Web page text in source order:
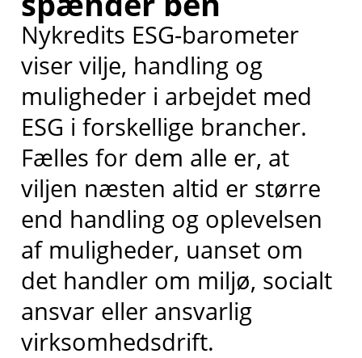
Nykredits ESG-barometer
viser vilje, handling og
muligheder i arbejdet med
ESG i forskellige brancher.
Fælles for dem alle er, at
viljen næsten altid er større
end handling og oplevelsen
af muligheder, uanset om
det handler om miljø, socialt
ansvar eller ansvarlig
virksomhedsdrift.